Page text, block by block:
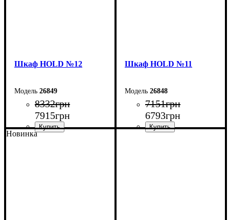
Шкаф НOLD №12
26849
8332грн
7915грн
Шкаф НOLD №11
26848
7151грн
6793грн
Новинка